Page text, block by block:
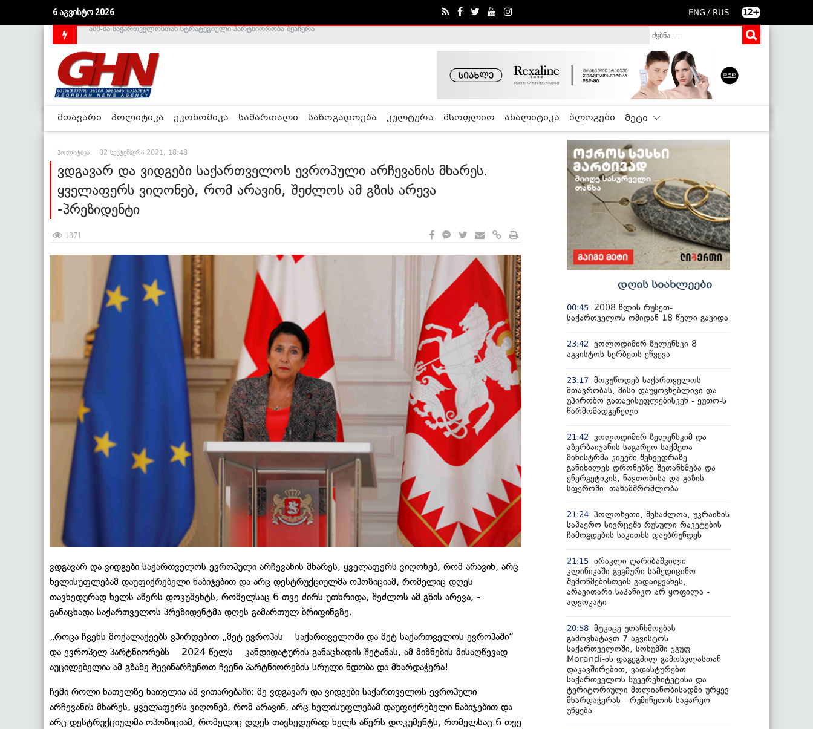
6 აგვისტო 2026 ENG / RUS 12+
საქართველოს დე-ფაქტო მთავრობა არალეგიტიმურია - ჰელსინკის კომისია
მთავარი პოლიტიკა ეკონომიკა სამართალი საზოგადოება კულტურა მსოფლიო ანალიტიკა ბლოგები მეტი
პოლიტიკა 02 სექტემბერი 2021, 18:48
ვდგავარ და ვიდგები საქართველოს ევროპული არჩევანის მხარეს.
ყველაფერს ვიღონებ, რომ არავინ, შეძლოს ამ გზის არევა
-პრეზიდენტი
1371
ვდგავარ და ვიდგები საქართველოს ევროპული არჩევანის მხარეს, ყველაფერს ვიღონებ, რომ არავინ, არც
ხელისუფლებამ დაუფიქრებელი ნაბიჯებით და არც დესტრუქციულმა ოპოზიციამ, რომელიც დღეს
თავხედურად ხელს აწერს დოკუმენტს, რომელსაც 6 თვე ძირს უთხრიდა, შეძლოს ამ გზის არევა, -
განაცხადა საქართველოს პრეზიდენტმა დღეს გამართულ ბრიფინგზე.
„როცა ჩვენს მოქალაქეებს ვპირდებით „მეტ ევროპას საქართველოში და მეტ საქართველოს ევროპაში“
და ევროპელ პარტნიორებს 2024 წელს კანდიდატურის განაცხადის შეტანას, ამ მიზნების მისაღწევად
აუცილებელია ამ გზაზე შევინარჩუნოთ ჩვენი პარტნიორების სრული ნდობა და მხარდაჭერა!
ჩემი როლი ნათელზე ნათელია ამ ვითარებაში: მე ვდგავარ და ვიდგები საქართველოს ევროპული
არჩევანის მხარეს, ყველაფერს ვიღონებ, რომ არავინ, არც ხელისუფლებამ დაუფიქრებელი ნაბიჯებით და
არც დესტრუქციულმა ოპოზიციამ, რომელიც დღეს თავხედურად ხელს აწერს დოკუმენტს, რომელსაც 6 თვე
დღის სიახლეები
00:45
2008 წლის რუსეთ-
საქართველოს ომიდან 18 წელი გავიდა
23:42
ვოლოდიმირ ზელენსკი 8
აგვისტოს სერბეთს ეწვევა
23:17 მოვუწოდებ საქართველოს
მთავრობას, მისი დაუყოვნებლივი და
უპირობო გათავისუფლებისკენ - ეუთო-ს
წარმომადგენელი
21:42
ვოლოდიმირ ზელენსკიმ და
აზერბაიჯანის საგარეო საქმეთა
მინისტრმა კიევში შეხვედრაზე
განიხილეს დრონებზე შეთანხმება და
ენერგეტიკის, ნავთობისა და გაზის
სფეროში თანამშრომლობა
21:24 პოლონეთი, შესაძლოა, უკრაინის
საჰაერო სივრცეში რუსული რაკეტების
ჩამოგდების საკითხს დაუბრუნდეს
21:15 ირაკლი ღარიბაშვილი
კლინიკაში გეგმური სამედიცინო
შემოწმებისთვის გადაიყვანეს,
არავითარი საპანიკო არ ყოფილა -
ადვოკატი
20:58 მტკიცე უთანხმოებას
გამოვხატავთ 7 აგვისტოს
საქართველოში, სოხუმში ჯგუფ
Morandi-ის დაგეგმილ გამოსვლასთან
დაკავშირებით, ვადასტურებთ
საქართველოს სუვერენიტეტისა და
ტერიტორიული მთლიანობისადმი ურყევ
მხარდაჭერას - რუმინეთის საგარეო
უწყება